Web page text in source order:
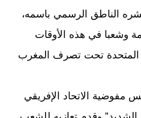
الناطق الرسمي باسمه،
وشعبا في هذه الأوقات
المتحدة تحت تصرف المغرب
مفوضية الاتحاد الإفريقي